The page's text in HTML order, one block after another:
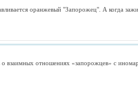
оранжевый "Запорожец". А когда
о взаимных отношениях «запорожцев» с